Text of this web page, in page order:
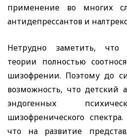
применение во многих
антидепрессантов и
Нетрудно заметить, что
теории полностью
шизофрении. Поэтому до
возможность, что детский
эндогенных
шизофренического
что на развитие